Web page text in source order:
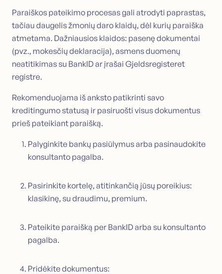
Paraiškos pateikimo procesas gali atrodyti paprastas,
tačiau daugelis žmonių daro klaidų, dėl kurių paraiška
atmetama. Dažniausios klaidos: pasenę dokumentai
(pvz., mokesčių deklaracija), asmens duomenų
neatitikimas su BankID ar įrašai Gjeldsregisteret
registre.
Rekomenduojama iš anksto patikrinti savo
kreditingumo statusą ir pasiruošti visus dokumentus
prieš pateikiant paraišką.
Palyginkite bankų pasiūlymus arba pasinaudokite
konsultanto pagalba.
Pasirinkite kortelę, atitinkančią jūsų poreikius:
klasikinę, su draudimu, premium.
Pateikite paraišką per BankID arba su konsultanto
pagalba.
Pridėkite dokumentus: